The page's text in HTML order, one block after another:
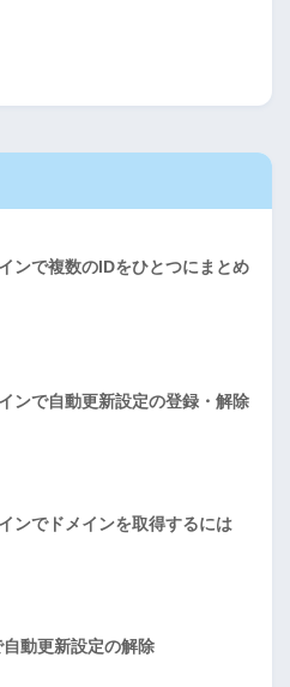
ンで複数のIDをひとつにまとめ
ンで自動更新設定の登録・解除
ンでドメインを取得するには
動更新設定の解除